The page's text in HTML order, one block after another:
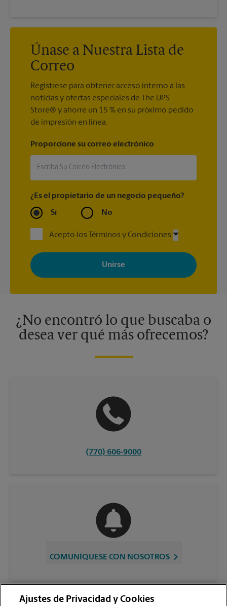
Únase a Nuestra Lista de
Correo
Regístrese para obtener acceso interno a las
noticias y ofertas especiales de The UPS
Store® y ahorre un 15 % en su próximo pedido
de impresión en línea.
Proporcione su correo electrónico
¿Es el propietario de un negocio pequeño?
Sí No
Acepto los Términos y Condiciones
Al registrarse, acepta recibir correos electrónicos de The UPS
Store con noticias, ofertas especiales, promociones y mensajes
adaptados a sus intereses. Puede darse de baja en cualquier
momento. Para más información, consulte nuestra política de
¿No encontró lo que buscaba o
desea ver qué más ofrecemos?
(770) 606-9000
COMUNÍQUESE CON NOSOTROS
Ajustes de Privacidad y Cookies